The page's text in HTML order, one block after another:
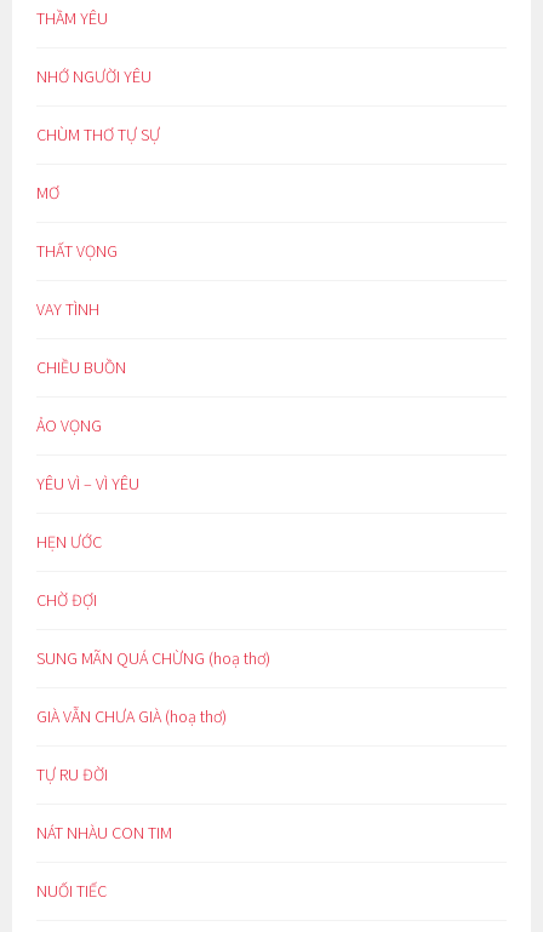
THẦM YÊU
NHỚ NGƯỜI YÊU
CHÙM THƠ TỰ SỰ
MƠ
THẤT VỌNG
VAY TÌNH
CHIỀU BUỒN
ẢO VỌNG
YÊU VÌ – VÌ YÊU
HẸN ƯỚC
CHỜ ĐỢI
SUNG MÃN QUÁ CHỪNG (hoạ thơ)
GIÀ VẪN CHƯA GIÀ (hoạ thơ)
TỰ RU ĐỜI
NÁT NHÀU CON TIM
NUỐI TIẾC